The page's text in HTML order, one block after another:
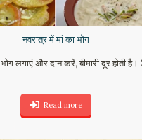
नवरात्र में मां का भोग
लगाएं और दान करें, बीमारी दूर होती
Read more